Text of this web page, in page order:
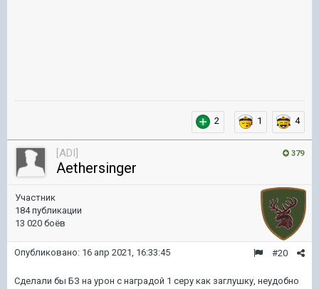
2 1 4
379
[ADI]
Aethersinger
Участник
184 публикации
13 020 боёв
#20
Опубликовано: 16 апр 2021, 16:33:45
Сделали бы БЗ на урон с наградой 1 серу как заглушку, неудобно